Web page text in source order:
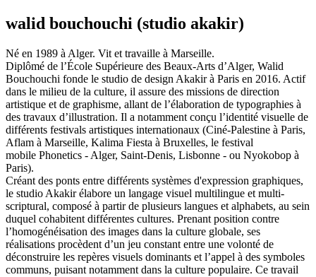
walid bouchouchi (studio akakir)
Né en 1989 à Alger. Vit et travaille à Marseille.
Diplômé de l’École Supérieure des Beaux-Arts d’Alger, Walid
Bouchouchi fonde le studio de design Akakir à Paris en 2016. Actif
dans le milieu de la culture, il assure des missions de direction
artistique et de graphisme, allant de l’élaboration de typographies à
des travaux d’illustration. Il a notamment conçu l’identité visuelle de
différents festivals artistiques internationaux (Ciné-Palestine à Paris,
Aflam à Marseille, Kalima Fiesta à Bruxelles, le festival
mobile Phonetics - Alger, Saint-Denis, Lisbonne - ou Nyokobop à
Paris).
Créant des ponts entre différents systèmes d'expression graphiques,
le studio Akakir élabore un langage visuel multilingue et multi-
scriptural, composé à partir de plusieurs langues et alphabets, au sein
duquel cohabitent différentes cultures. Prenant position contre
l’homogénéisation des images dans la culture globale, ses
réalisations procèdent d’un jeu constant entre une volonté de
déconstruire les repères visuels dominants et l’appel à des symboles
communs, puisant notamment dans la culture populaire. Ce travail